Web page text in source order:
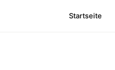
Startseite